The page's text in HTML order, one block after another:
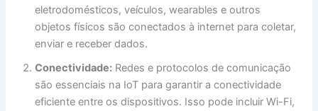
eletrodomésticos, veículos, wearables e outros
objetos físicos são conectados à internet para coletar,
enviar e receber dados.
Conectividade: Redes e protocolos de comunicação
são essenciais na IoT para garantir a conectividade
eficiente entre os dispositivos. Isso pode incluir Wi-Fi,